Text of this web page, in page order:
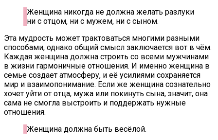
Женщина никогда не должна желать разлуки
ни с отцом, ни с мужем, ни с сыном.
Эта мудрость может трактоваться многими разными
способами, однако общий смысл заключается вот в чём.
Каждая женщина должна строить со всеми мужчинами
в жизни гармоничные отношения. И именно женщина в
семье создает атмосферу, и её усилиями сохраняется
мир и взаимопонимание. Если же женщина сознательно
хочет уйти от отца, мужа или покинуть сына, значит, она
сама не смогла выстроить и поддержать нужные
отношения.
Женщина должна быть весёлой.